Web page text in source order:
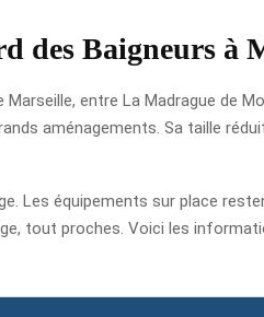
des Baigneurs à
entre La Madrague de
aménagements. Sa taille
Les équipements sur place
tout proches. Voici les